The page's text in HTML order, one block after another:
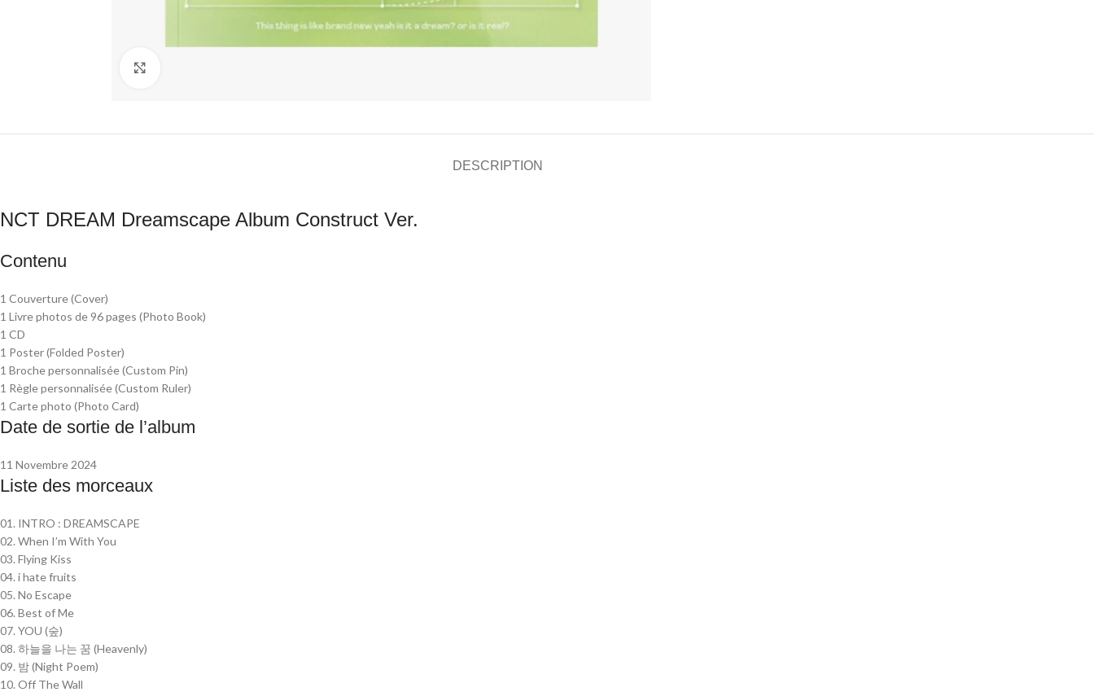
DESCRIPTION
NCT DREAM Dreamscape Album Construct Ver.
Contenu
1 Couverture (Cover)
1 Livre photos de 96 pages (Photo Book)
1 CD
1 Poster (Folded Poster)
1 Broche personnalisée (Custom Pin)
1 Règle personnalisée (Custom Ruler)
1 Carte photo (Photo Card)
Date de sortie de l’album
11 Novembre 2024
Liste des morceaux
01. INTRO : DREAMSCAPE
02. When I’m With You
03. Flying Kiss
04. i hate fruits
05. No Escape
06. Best of Me
07. YOU (숲)
08. 하늘을 나는 꿈 (Heavenly)
09. 밤 (Night Poem)
10. Off The Wall